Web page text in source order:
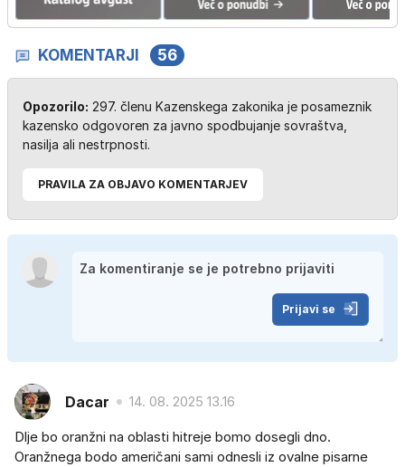
KOMENTARJI 56
Opozorilo: 297. členu Kazenskega zakonika je posameznik
kazensko odgovoren za javno spodbujanje sovraštva,
nasilja ali nestrpnosti.
PRAVILA ZA OBJAVO KOMENTARJEV
Prijavi se
Dacar 14. 08. 2025 13.16
Dlje bo oranžni na oblasti hitreje bomo dosegli dno.
Oranžnega bodo američani sami odnesli iz ovalne pisarne